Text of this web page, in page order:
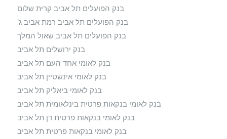
בנק הפועלים תל אביב קרית שלום
בנק הפועלים תל אביב רמת אביב ג'
בנק הפועלים תל אביב שאול המלך
בנק ירושלים תל אביב
בנק לאומי אחד העם תל אביב
בנק לאומי אינשטיין תל אביב
בנק לאומי ביאליק תל אביב
בנק לאומי בנקאות פרטית בינלאומית תל אביב
בנק לאומי בנקאות פרטית דן תל אביב
בנק לאומי בנקאות פרטית תל אביב